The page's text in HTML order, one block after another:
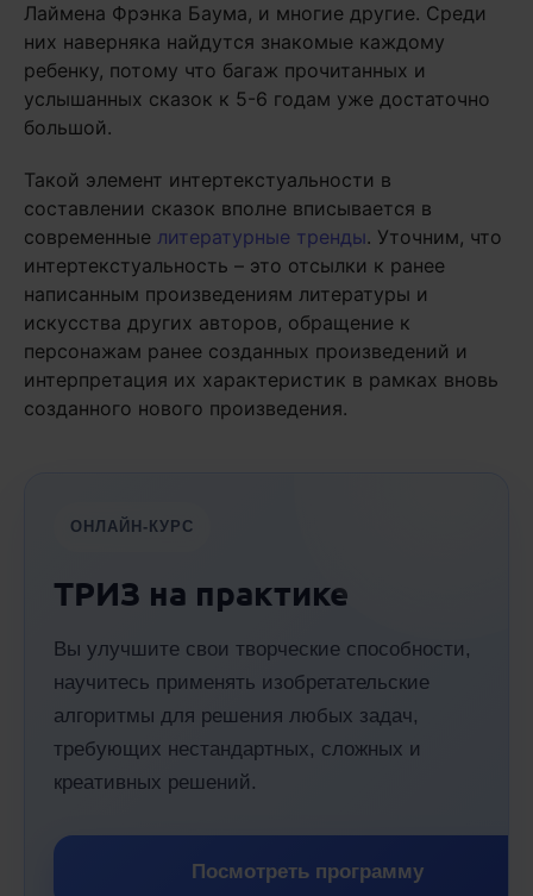
Лаймена Фрэнка Баума, и многие другие. Среди
них наверняка найдутся знакомые каждому
ребенку, потому что багаж прочитанных и
услышанных сказок к 5-6 годам уже достаточно
большой.
Такой элемент интертекстуальности в
составлении сказок вполне вписывается в
современные литературные тренды. Уточним, что
интертекстуальность – это отсылки к ранее
написанным произведениям литературы и
искусства других авторов, обращение к
персонажам ранее созданных произведений и
интерпретация их характеристик в рамках вновь
созданного нового произведения.
ОНЛАЙН-КУРС
ТРИЗ на практике
Вы улучшите свои творческие способности,
научитесь применять изобретательские
алгоритмы для решения любых задач,
требующих нестандартных, сложных и
креативных решений.
Посмотреть программу